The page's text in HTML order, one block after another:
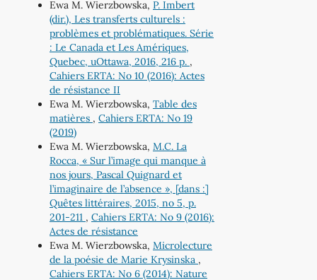
Ewa M. Wierzbowska, P. Imbert
(dir.), Les transferts culturels :
problèmes et problématiques. Série
: Le Canada et Les Amériques,
Quebec, uOttawa, 2016, 216 p. ,
Cahiers ERTA: No 10 (2016): Actes
de résistance II
Ewa M. Wierzbowska, Table des
matières , Cahiers ERTA: No 19
(2019)
Ewa M. Wierzbowska, M.C. La
Rocca, « Sur l’image qui manque à
nos jours, Pascal Quignard et
l’imaginaire de l’absence », [dans :]
Quêtes littéraires, 2015, no 5, p.
201-211 , Cahiers ERTA: No 9 (2016):
Actes de résistance
Ewa M. Wierzbowska, Microlecture
de la poésie de Marie Krysinska ,
Cahiers ERTA: No 6 (2014): Nature